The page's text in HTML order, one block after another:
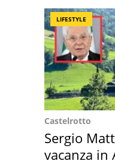
LIFESTYLE
Castelrotto
Sergio
vacanza in